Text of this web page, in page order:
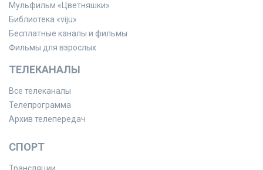
Мульфильм «Цветняшки»
Библиотека «viju»
Бесплатные каналы и фильмы
Фильмы для взрослых
ТЕЛЕКАНАЛЫ
Все телеканалы
Телепрограмма
Архив телепередач
СПОРТ